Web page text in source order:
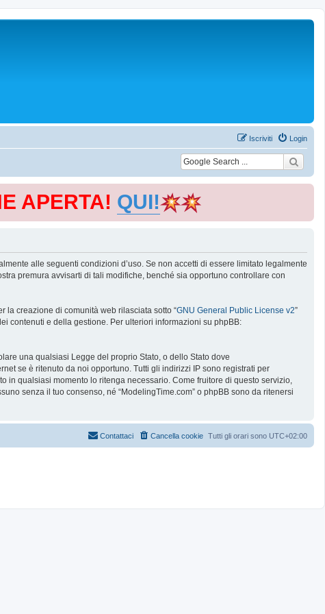
Login
Iscriviti
APERTA! QUI!
alle seguenti condizioni d’uso. Se non accetti di essere limitato legalmente
premura avvisarti di tali modifiche, benché sia opportuno controllare con
la creazione di comunità web rilasciata sotto “GNU General Public License v2”
contenuti e della gestione. Per ulteriori informazioni su phpBB:
una qualsiasi Legge del proprio Stato, o dello Stato dove
se è ritenuto da noi opportuno. Tutti gli indirizzi IP sono registrati per
in qualsiasi momento lo ritenga necessario. Come fruitore di questo servizio,
senza il tuo consenso, né “ModelingTime.com” o phpBB sono da ritenersi
Tutti gli orari sono UTC+02:00
Cancella cookie
Contattaci